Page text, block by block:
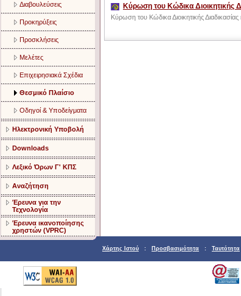
Διαβουλεύσεις
Προκηρύξεις
Προσκλήσεις
Μελέτες
Επιχειρησιακά Σχέδια
Θεσμικό Πλαίσιο
Οδηγοί & Υποδείγματα
Ηλεκτρονική Υποβολή
Downloads
Λεξικό Όρων Γ' ΚΠΣ
Αναζήτηση
Έρευνα για την
Τεχνολογία
Έρευνα ικανοποίησης
χρηστών (VPRC)
Κύρωση του Κώδικα Διοικητικής
Κύρωση του Κώδικα Διοικητικής Διαδικασίας
Χάρτης Ιστού : Προσβασιμότητα : Ταυτότητα